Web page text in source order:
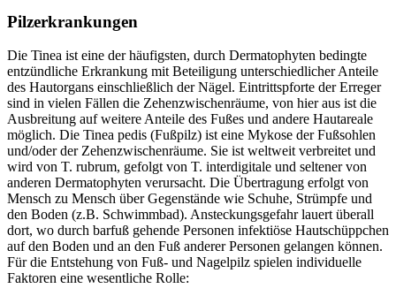
Pilzerkrankungen
Die Tinea ist eine der häufigsten, durch Dermatophyten bedingte
entzündliche Erkrankung mit Beteiligung unterschiedlicher Anteile
des Hautorgans einschließlich der Nägel. Eintrittspforte der Erreger
sind in vielen Fällen die Zehenzwischenräume, von hier aus ist die
Ausbreitung auf weitere Anteile des Fußes und andere Hautareale
möglich. Die Tinea pedis (Fußpilz) ist eine Mykose der Fußsohlen
und/oder der Zehenzwischenräume. Sie ist weltweit verbreitet und
wird von T. rubrum, gefolgt von T. interdigitale und seltener von
anderen Dermatophyten verursacht. Die Übertragung erfolgt von
Mensch zu Mensch über Gegenstände wie Schuhe, Strümpfe und
den Boden (z.B. Schwimmbad). Ansteckungsgefahr lauert überall
dort, wo durch barfuß gehende Personen infektiöse Hautschüppchen
auf den Boden und an den Fuß anderer Personen gelangen können.
Für die Entstehung von Fuß- und Nagelpilz spielen individuelle
Faktoren eine wesentliche Rolle: